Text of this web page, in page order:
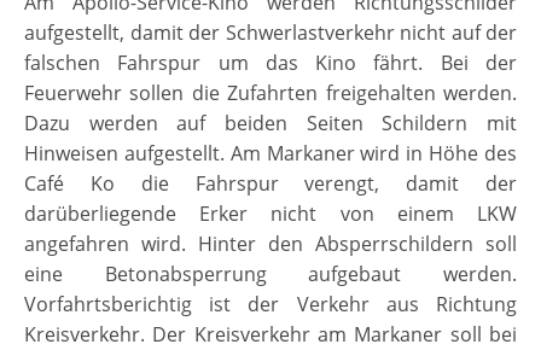
aufgestellt, damit der Schwerlastverkehr nicht auf der
falschen Fahrspur um das Kino fährt. Bei der
Feuerwehr sollen die Zufahrten freigehalten werden.
Dazu werden auf beiden Seiten Schildern mit
Hinweisen aufgestellt. Am Markaner wird in Höhe des
Café Ko die Fahrspur verengt, damit der
darüberliegende Erker nicht von einem LKW
angefahren wird. Hinter den Absperrschildern soll
eine Betonabsperrung aufgebaut werden.
Vorfahrtsberichtig ist der Verkehr aus Richtung
Kreisverkehr. Der Kreisverkehr am Markaner soll bei